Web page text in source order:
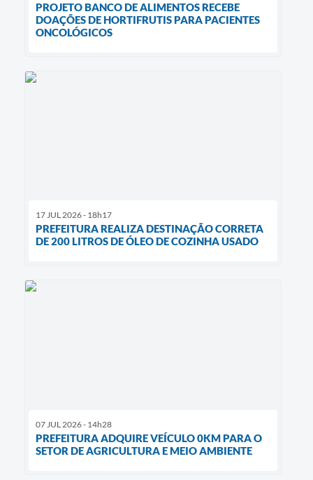
PROJETO BANCO DE ALIMENTOS RECEBE
DOAÇÕES DE HORTIFRUTIS PARA PACIENTES
ONCOLÓGICOS
17 JUL 2026 - 18h17
PREFEITURA REALIZA DESTINAÇÃO CORRETA
DE 200 LITROS DE ÓLEO DE COZINHA USADO
07 JUL 2026 - 14h28
PREFEITURA ADQUIRE VEÍCULO 0KM PARA O
SETOR DE AGRICULTURA E MEIO AMBIENTE